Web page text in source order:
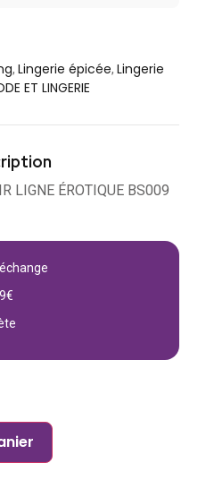
, Lingerie épicée, Lingerie
ET LINGERIE
LIGNE ÉROTIQUE BS009